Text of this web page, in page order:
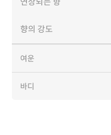
향의 강도
여운
바디